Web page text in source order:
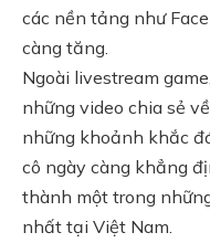
các nền tảng như
càng tăng.
Ngoài livestream
những video chia sẻ
những khoảnh khắc
cô ngày càng khẳng
thành một trong
nhất tại Việt Nam.